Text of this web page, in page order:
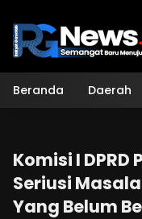
konten
Beranda Daerah
Komisi I
Seriusi
Yang Belum